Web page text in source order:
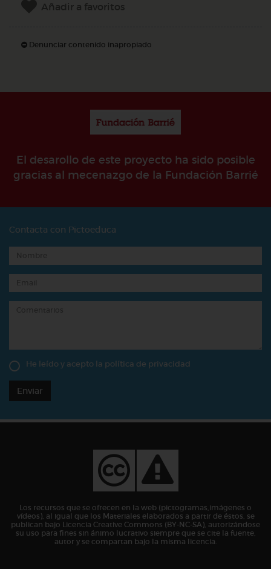
Añadir a favoritos
Denunciar contenido inapropiado
El desarollo de este proyecto ha sido posible
gracias al mecenazgo de la Fundación Barrié
Contacta con Pictoeduca
He leído y acepto la política de privacidad
Enviar
Los recursos que se ofrecen en la web (pictogramas,imágenes o
vídeos), al igual que los Materiales elaborados a partir de éstos, se
publican bajo Licencia Creative Commons (BY-NC-SA), autorizándose
su uso para fines sin ánimo lucrativo siempre que se cite la fuente,
autor y se compartan bajo la misma licencia.